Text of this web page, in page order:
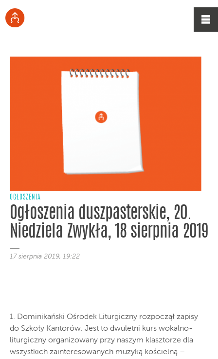
OGŁOSZENIA
Ogłoszenia duszpasterskie, 20.
Niedziela Zwykła, 18 sierpnia 2019
17 sierpnia 2019, 19:22
1. Dominikański Ośrodek Liturgiczny rozpoczął zapisy
do Szkoły Kantorów. Jest to dwuletni kurs wokalno-
liturgiczny organizowany przy naszym klasztorze dla
wszystkich zainteresowanych muzyką kościelną –